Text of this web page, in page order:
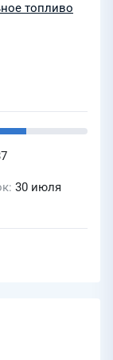
топливо
30 июля